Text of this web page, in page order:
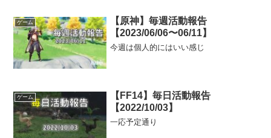
ゲーム
【原神】毎週活動報告
【2023/06/06〜06/11】
今週は個人的にはいい感じ
ゲーム
【FF14】毎日活動報告
【2022/10/03】
一応予定通り